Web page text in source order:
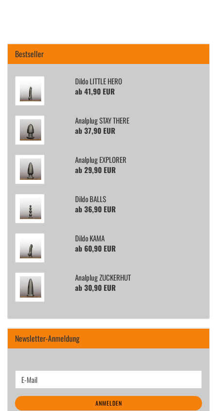
Bestseller
Dildo LITT­LE HERO
ab 41,90 EUR
Analp­lug STAY THERE
ab 37,90 EUR
Analp­lug EX­PLO­RER
ab 29,90 EUR
Dildo BALLS
ab 36,90 EUR
Dildo KAMA
ab 60,90 EUR
Analp­lug ZU­CKER­HUT
ab 30,90 EUR
Newsletter-Anmeldung
WEITER
ZUR
NEWSLETTER-
ANMELDUNG
E-
Mail
ANMELDEN